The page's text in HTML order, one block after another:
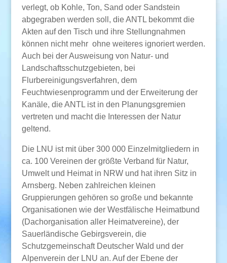
verlegt, ob Kohle, Ton, Sand oder Sandstein
abgegraben werden soll, die ANTL bekommt die
Akten auf den Tisch und ihre Stellungnahmen
können nicht mehr ohne weiteres ignoriert werden.
Auch bei der Ausweisung von Natur- und
Landschaftsschutzgebieten, bei
Flurbereinigungsverfahren, dem
Feuchtwiesenprogramm und der Erweiterung der
Kanäle, die ANTL ist in den Planungsgremien
vertreten und macht die Interessen der Natur
geltend.
Die LNU ist mit über 300 000 Einzelmitgliedern in
ca. 100 Vereinen der größte Verband für Natur,
Umwelt und Heimat in NRW und hat ihren Sitz in
Arnsberg. Neben zahlreichen kleinen
Gruppierungen gehören so große und bekannte
Organisationen wie der Westfälische Heimatbund
(Dachorganisation aller Heimatvereine), der
Sauerländische Gebirgsverein, die
Schutzgemeinschaft Deutscher Wald und der
Alpenverein der LNU an. Auf der Ebene der